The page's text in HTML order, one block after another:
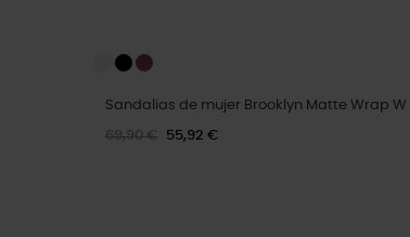
Sandalias de mujer Brooklyn Matte Wrap W
69,90 € 55,92 €